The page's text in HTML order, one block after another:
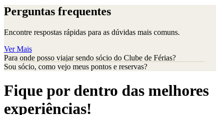
Perguntas frequentes
Encontre respostas rápidas para as dúvidas mais comuns.
Ver Mais
Para onde posso viajar sendo sócio do Clube de Férias?
Sou sócio, como vejo meus pontos e reservas?
Fique por dentro das melhores
experiências!